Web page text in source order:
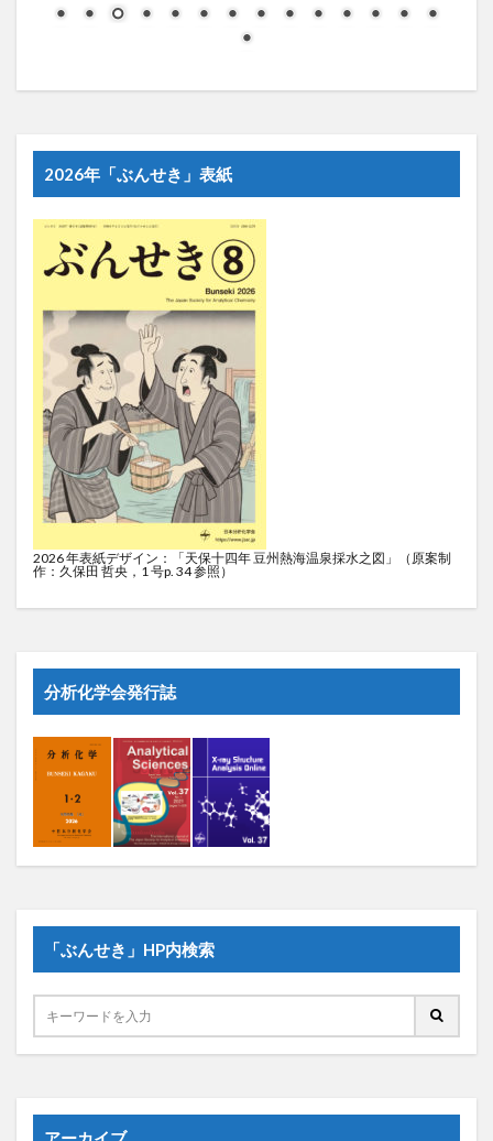
2026年「ぶんせき」表紙
2026 年表紙デザイン：「天保十四年 豆州熱海温泉採水之図」（原案制
作：久保田 哲央，1 号p. 34 参照）
分析化学会発行誌
「ぶんせき」HP内検索